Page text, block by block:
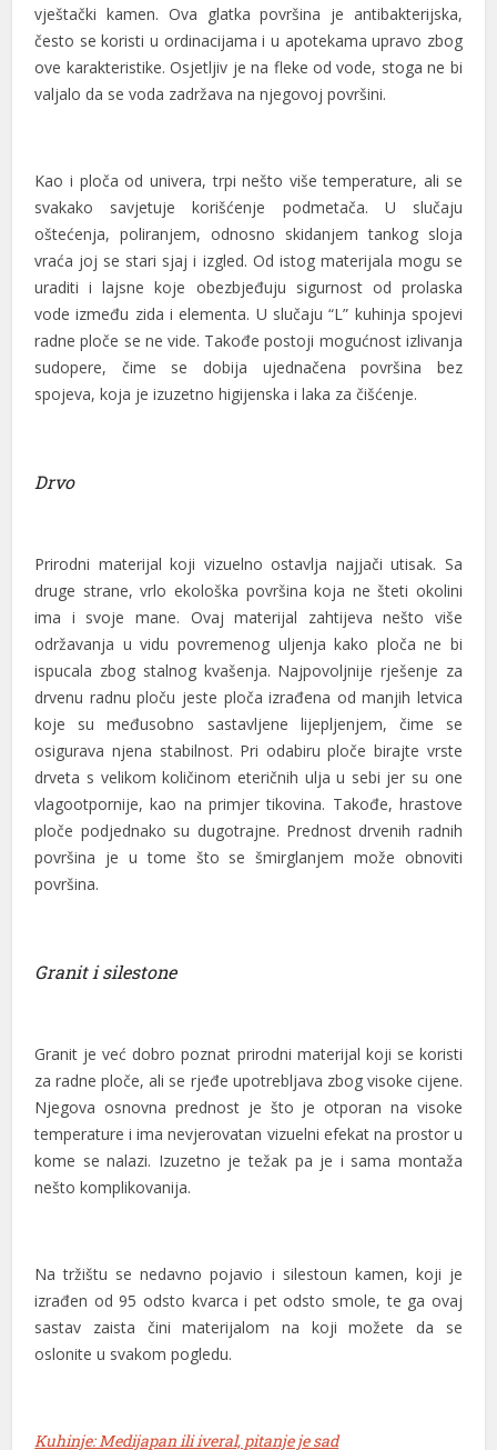
vještački kamen. Ova glatka površina je antibakterijska,
često se koristi u ordinacijama i u apotekama upravo zbog
ove karakteristike. Osjetljiv je na fleke od vode, stoga ne bi
valjalo da se voda zadržava na njegovoj površini.
Kao i ploča od univera, trpi nešto više temperature, ali se
svakako savjetuje korišćenje podmetača. U slučaju
oštećenja, poliranjem, odnosno skidanjem tankog sloja
vraća joj se stari sjaj i izgled. Od istog materijala mogu se
uraditi i lajsne koje obezbjeđuju sigurnost od prolaska
vode između zida i elementa. U slučaju “L” kuhinja spojevi
radne ploče se ne vide. Takođe postoji mogućnost izlivanja
sudopere, čime se dobija ujednačena površina bez
spojeva, koja je izuzetno higijenska i laka za čišćenje.
Drvo
Prirodni materijal koji vizuelno ostavlja najjači utisak. Sa
druge strane, vrlo ekološka površina koja ne šteti okolini
ima i svoje mane. Ovaj materijal zahtijeva nešto više
održavanja u vidu povremenog uljenja kako ploča ne bi
ispucala zbog stalnog kvašenja. Najpovoljnije rješenje za
drvenu radnu ploču jeste ploča izrađena od manjih letvica
koje su međusobno sastavljene lijepljenjem, čime se
osigurava njena stabilnost. Pri odabiru ploče birajte vrste
drveta s velikom količinom eteričnih ulja u sebi jer su one
vlagootpornije, kao na primjer tikovina. Takođe, hrastove
ploče podjednako su dugotrajne. Prednost drvenih radnih
površina je u tome što se šmirglanjem može obnoviti
površina.
Granit i silestone
Granit je već dobro poznat prirodni materijal koji se koristi
za radne ploče, ali se rjeđe upotrebljava zbog visoke cijene.
Njegova osnovna prednost je što je otporan na visoke
temperature i ima nevjerovatan vizuelni efekat na prostor u
kome se nalazi. Izuzetno je težak pa je i sama montaža
nešto komplikovanija.
Na tržištu se nedavno pojavio i silestoun kamen, koji je
izrađen od 95 odsto kvarca i pet odsto smole, te ga ovaj
sastav zaista čini materijalom na koji možete da se
oslonite u svakom pogledu.
Kuhinje: Medijapan ili iveral, pitanje je sad